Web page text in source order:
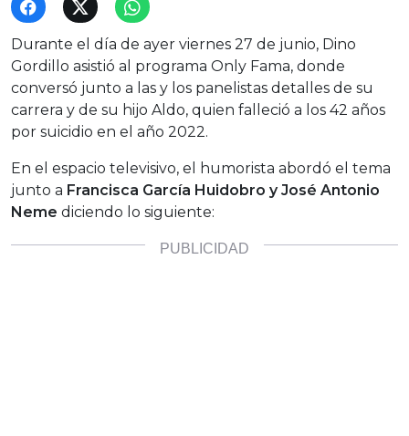
Durante el día de ayer viernes 27 de junio, Dino
Gordillo asistió al programa Only Fama, donde
conversó junto a las y los panelistas detalles de su
carrera y de su hijo Aldo, quien falleció a los 42 años
por suicidio en el año 2022.
En el espacio televisivo, el humorista abordó el tema
junto a Francisca García Huidobro y José Antonio
Neme diciendo lo siguiente: